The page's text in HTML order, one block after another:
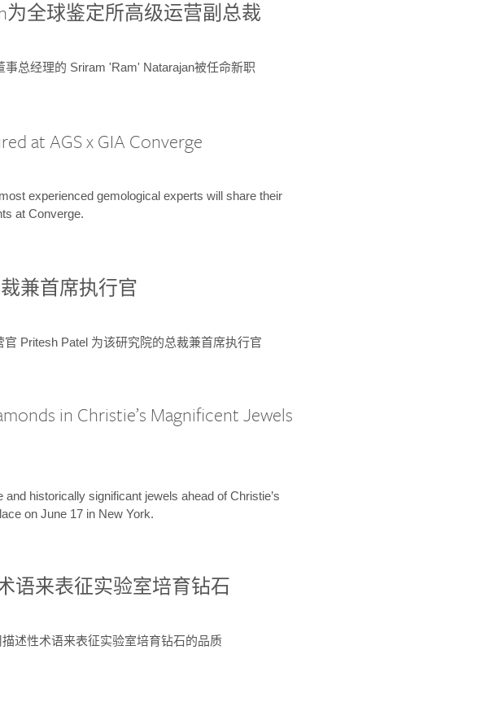
为全球鉴定所高级运营副总裁
事总经理的 Sriram 'Ram' Natarajan被任命新职
at AGS x GIA Converge
experienced gemological experts will share their
at Converge.
裁兼首席执行官
Pritesh Patel 为该研究院的总裁兼首席执行官
in Christie’s Magnificent Jewels
historically significant jewels ahead of Christie’s
on June 17 in New York.
语来表征实验室培育钻石
述性术语来表征实验室培育钻石的品质